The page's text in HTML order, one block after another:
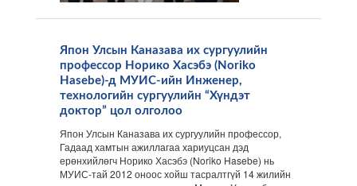
Япон Улсын Каназава их сургуулийн
профессор Норико Хасэбэ (Noriko
Hasebe)-д МУИС-ийн Инженер,
технологийн сургуулийн “Хүндэт
доктор” цол олголоо
Япон Улсын Каназава их сургуулийн профессор,
Гадаад хамтын ажиллагаа хариуцсан дэд
ерөнхийлөгч Норико Хасэбэ (Noriko Hasebe) нь
МУИС-тай 2012 оноос хойш тасралтгүй 14 жилийн